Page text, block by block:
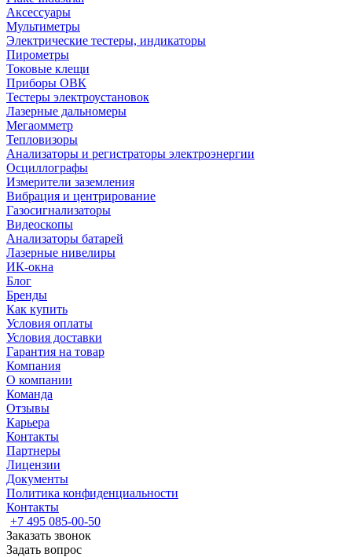
Аксессуары
Мультиметры
Электрические тестеры, индикаторы
Пирометры
Токовые клещи
Приборы ОВК
Тестеры электроустановок
Лазерные дальномеры
Мегаомметр
Тепловизоры
Анализаторы и регистраторы электроэнергии
Осциллографы
Измерители заземления
Вибрация и центрирование
Газосигнализаторы
Видеоскопы
Анализаторы батарей
Лазерные нивелиры
ИК-окна
Блог
Бренды
Как купить
Условия оплаты
Условия доставки
Гарантия на товар
Компания
О компании
Команда
Отзывы
Карьера
Контакты
Партнеры
Лицензии
Документы
Политика конфиденциальности
Контакты
+7 495 085-00-50
Заказать звонок
Задать вопрос